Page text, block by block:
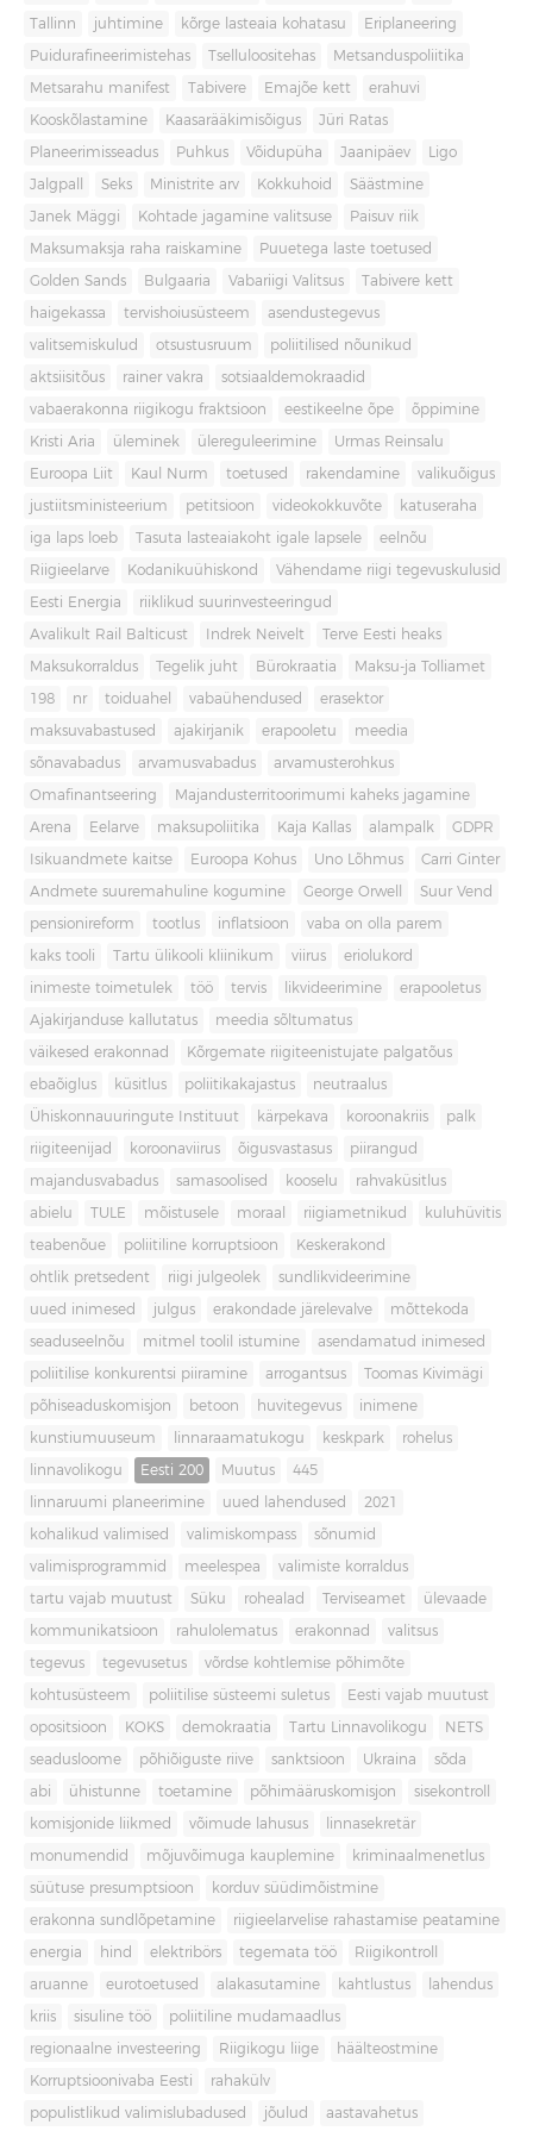
Tallinn juhtimine kõrge lasteaia kohatasu Eriplaneering
Puidurafineerimistehas Tselluloositehas Metsanduspoliitika
Metsarahu manifest Tabivere Emajõe kett erahuvi
Kooskõlastamine Kaasarääkimisõigus Jüri Ratas
Planeerimisseadus Puhkus Võidupüha Jaanipäev Ligo
Jalgpall Seks Ministrite arv Kokkuhoid Säästmine
Janek Mäggi Kohtade jagamine valitsuse Paisuv riik
Maksumaksja raha raiskamine Puuetega laste toetused
Golden Sands Bulgaaria Vabariigi Valitsus Tabivere kett
haigekassa tervishoiusüsteem asendustegevus
valitsemiskulud otsustusruum poliitilised nõunikud
aktsiisitõus rainer vakra sotsiaaldemokraadid
vabaerakonna riigikogu fraktsioon eestikeelne õpe õppimine
Kristi Aria üleminek ülereguleerimine Urmas Reinsalu
Euroopa Liit Kaul Nurm toetused rakendamine valikuõigus
justiitsministeerium petitsioon videokokkuvõte katuseraha
iga laps loeb Tasuta lasteaiakoht igale lapsele eelnõu
Riigieelarve Kodanikuühiskond Vähendame riigi tegevuskulusid
Eesti Energia riiklikud suurinvesteeringud
Avalikult Rail Balticust Indrek Neivelt Terve Eesti heaks
Maksukorraldus Tegelik juht Bürokraatia Maksu-ja Tolliamet
198 nr toiduahel vabaühendused erasektor
maksuvabastused ajakirjanik erapooletu meedia
sõnavabadus arvamusvabadus arvamusterohkus
Omafinantseering Majandusterritoorimumi kaheks jagamine
Arena Eelarve maksupoliitika Kaja Kallas alampalk GDPR
Isikuandmete kaitse Euroopa Kohus Uno Lõhmus Carri Ginter
Andmete suuremahuline kogumine George Orwell Suur Vend
pensionireform tootlus inflatsioon vaba on olla parem
kaks tooli Tartu ülikooli kliinikum viirus eriolukord
inimeste toimetulek töö tervis likvideerimine erapooletus
Ajakirjanduse kallutatus meedia sõltumatus
väikesed erakonnad Kõrgemate riigiteenistujate palgatõus
ebaõiglus küsitlus poliitikakajastus neutraalus
Ühiskonnauuringute Instituut kärpekava koroonakriis palk
riigiteenijad koroonaviirus õigusvastasus piirangud
majandusvabadus samasoolised kooselu rahvaküsitlus
abielu TULE mõistusele moraal riigiametnikud kuluhüvitis
teabenõue poliitiline korruptsioon Keskerakond
ohtlik pretsedent riigi julgeolek sundlikvideerimine
uued inimesed julgus erakondade järelevalve mõttekoda
seaduseelnõu mitmel toolil istumine asendamatud inimesed
poliitilise konkurentsi piiramine arrogantsus Toomas Kivimägi
põhiseaduskomisjon betoon huvitegevus inimene
kunstiumuuseum linnaraamatukogu keskpark rohelus
linnavolikogu Eesti 200 Muutus 445
linnaruumi planeerimine uued lahendused 2021
kohalikud valimised valimiskompass sõnumid
valimisprogrammid meelespea valimiste korraldus
tartu vajab muutust Süku rohealad Terviseamet ülevaade
kommunikatsioon rahulolematus erakonnad valitsus
tegevus tegevusetus võrdse kohtlemise põhimõte
kohtusüsteem poliitilise süsteemi suletus Eesti vajab muutust
opositsioon KOKS demokraatia Tartu Linnavolikogu NETS
seadusloome põhiõiguste riive sanktsioon Ukraina sõda
abi ühistunne toetamine põhimääruskomisjon sisekontroll
komisjonide liikmed võimude lahusus linnasekretär
monumendid mõjuvõimuga kauplemine kriminaalmenetlus
süütuse presumptsioon korduv süüdimõistmine
erakonna sundlõpetamine riigieelarvelise rahastamise peatamine
energia hind elektribörs tegemata töö Riigikontroll
aruanne eurotoetused alakasutamine kahtlustus lahendus
kriis sisuline töö poliitiline mudamaadlus
regionaalne investeering Riigikogu liige häälteostmine
Korruptsioonivaba Eesti rahakülv
populistlikud valimislubadused jõulud aastavahetus